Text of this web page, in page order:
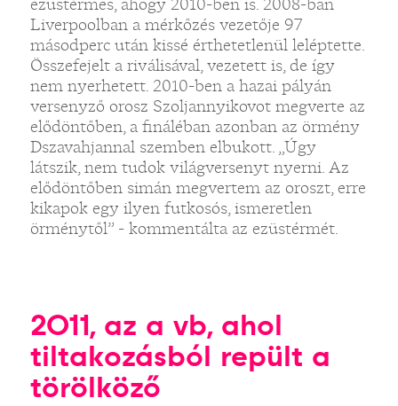
Liverpoolban a mérkőzés vezetője 97
másodperc után kissé érthetetlenül leléptette.
Összefejelt a riválisával, vezetett is, de így
nem nyerhetett. 2010-ben a hazai pályán
versenyző orosz Szoljannyikovot megverte az
elődöntőben, a fináléban azonban az örmény
Dszavahjannal szemben elbukott. „Úgy
látszik, nem tudok világversenyt nyerni. Az
elődöntőben simán megvertem az oroszt, erre
kikapok egy ilyen futkosós, ismeretlen
örménytől” - kommentálta az ezüstérmét.
2011, az a vb, ahol
tiltakozásból repült a
törölköző